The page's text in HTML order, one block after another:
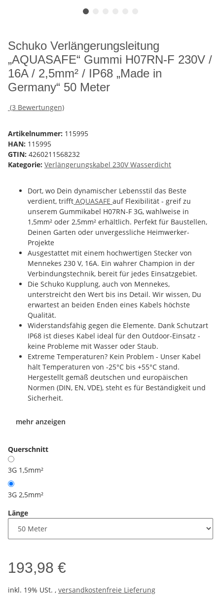
Schuko Verlängerungsleitung
„AQUASAFE“ Gummi H07RN-F 230V /
16A / 2,5mm² / IP68 „Made in
Germany“ 50 Meter
(3 Bewertungen)
Artikelnummer: 115995
HAN: 115995
GTIN: 4260211568232
Kategorie: Verlängerungskabel 230V Wasserdicht
Dort, wo Dein dynamischer Lebensstil das Beste
verdient, trifft AQUASAFE auf Flexibilität - greif zu
unserem Gummikabel H07RN-F 3G, wahlweise in
1,5mm² oder 2,5mm² erhältlich. Perfekt für Baustellen,
Deinen Garten oder unvergessliche Heimwerker-
Projekte
Ausgestattet mit einem hochwertigen Stecker von
Mennekes 230 V, 16A. Ein wahrer Champion in der
Verbindungstechnik, bereit für jedes Einsatzgebiet.
Die Schuko Kupplung, auch von Mennekes,
unterstreicht den Wert bis ins Detail. Wir wissen, Du
erwartest an beiden Enden eines Kabels höchste
Qualität.
Widerstandsfähig gegen die Elemente. Dank Schutzart
IP68 ist dieses Kabel ideal für den Outdoor-Einsatz -
keine Probleme mit Wasser oder Staub.
Extreme Temperaturen? Kein Problem - Unser Kabel
hält Temperaturen von -25°C bis +55°C stand.
Hergestellt gemäß deutschen und europäischen
Normen (DIN, EN, VDE), steht es für Beständigkeit und
Sicherheit.
mehr anzeigen
Querschnitt
3G 1,5mm²
3G 2,5mm²
Länge
193,98 €
inkl. 19% USt. , versandkostenfreie Lieferung